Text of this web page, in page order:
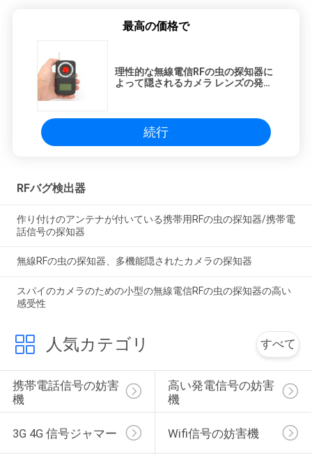
最高の価格で
理性的な無線電信RFの虫の探知器に
よって隠されるカメラ レンズの発見
続行
RFバグ検出器
作り付けのアンテナが付いている携帯用RFの虫の探知器/携帯電
話信号の探知器
無線RFの虫の探知器、多機能隠されたカメラの探知器
スパイのカメラのための小型の無線電信RFの虫の探知器の高い
感受性
人気カテゴリ すべて
携帯電話信号の妨害
機
高い発電信号の妨害
機
3G 4G 信号ジャマー Wifi信号の妨害機